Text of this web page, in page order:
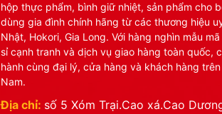
hộp thực phẩm, bình giữ nhiệt, sản phẩm cho
dùng gia đình chính hãng từ các thương hiệu
Nhật, Hokori, Gia Long. Với hàng nghìn mẫu
sỉ cạnh tranh và dịch vụ giao hàng toàn quốc,
hành cùng đại lý, cửa hàng và khách hàng
Nam.
Địa chỉ: số 5 Xóm Trại.Cao xá.Cao